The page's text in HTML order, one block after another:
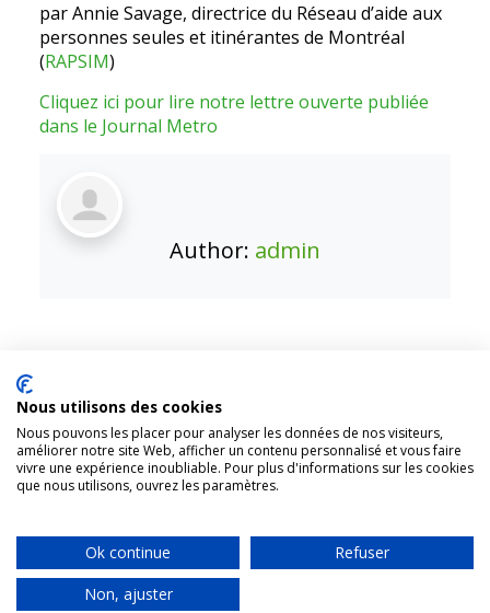
par Annie Savage, directrice du Réseau d’aide aux
personnes seules et itinérantes de Montréal
(RAPSIM)
Cliquez ici pour lire notre lettre ouverte publiée
dans le Journal Metro
Author: admin
1431, rue Fullum, Montréal (Québec). H2K 0B5
Organisme appuyé parCentraide
Tous droits réservés RAPSIM © 2024 |
Nous utilisons des cookies
Nous pouvons les placer pour analyser les données de nos visiteurs,
améliorer notre site Web, afficher un contenu personnalisé et vous faire
vivre une expérience inoubliable. Pour plus d'informations sur les cookies
que nous utilisons, ouvrez les paramètres.
Ok continue
Refuser
Non, ajuster